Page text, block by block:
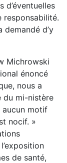
d’éventuelles
responsabilité.
demandé d’y
Michrowski
énoncé
nous a
du mi-nistère
aucun motif
nocif. »
de santé,